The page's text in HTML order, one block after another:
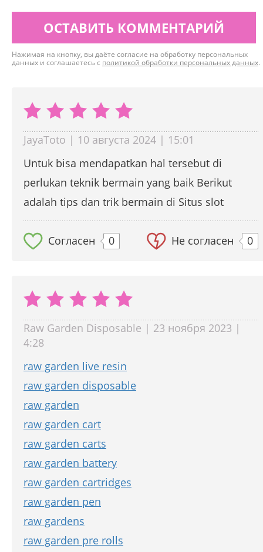
ОСТАВИТЬ КОММЕНТАРИЙ
Нажимая на кнопку, вы даёте согласие на обработку персональных
данных и соглашаетесь с политикой обработки персональных данных.
JayaToto | 10 августа 2024 | 15:01
Untuk bisa mendapatkan hal tersebut di
perlukan teknik bermain yang baik Berikut
adalah tips dan trik bermain di Situs slot
Согласен 0 Не согласен 0
Raw Garden Disposable | 23 ноября 2023 |
4:28
raw garden live resin
raw garden disposable
raw garden
raw garden cart
raw garden carts
raw garden battery
raw garden cartridges
raw garden pen
raw gardens
raw garden pre rolls